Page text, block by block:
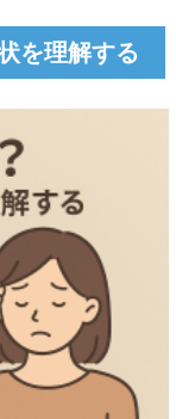
を理解する